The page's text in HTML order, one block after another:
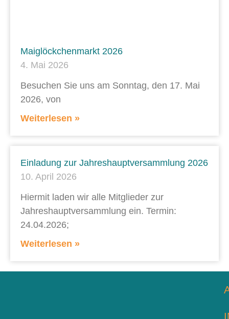
Maiglöckchenmarkt 2026
4. Mai 2026
Besuchen Sie uns am Sonntag, den 17. Mai
2026, von
Weiterlesen »
Einladung zur Jahreshauptversammlung 2026
10. April 2026
Hiermit laden wir alle Mitglieder zur
Jahreshauptversammlung ein. Termin:
24.04.2026;
Weiterlesen »